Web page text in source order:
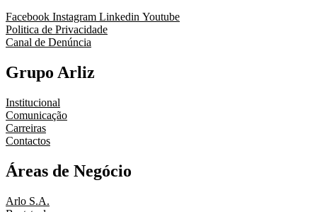
Facebook Instagram Linkedin Youtube
Politica de Privacidade
Canal de Denúncia
Grupo Arliz
Institucional
Comunicação
Carreiras
Contactos
Áreas de Negócio
Arlo S.A.